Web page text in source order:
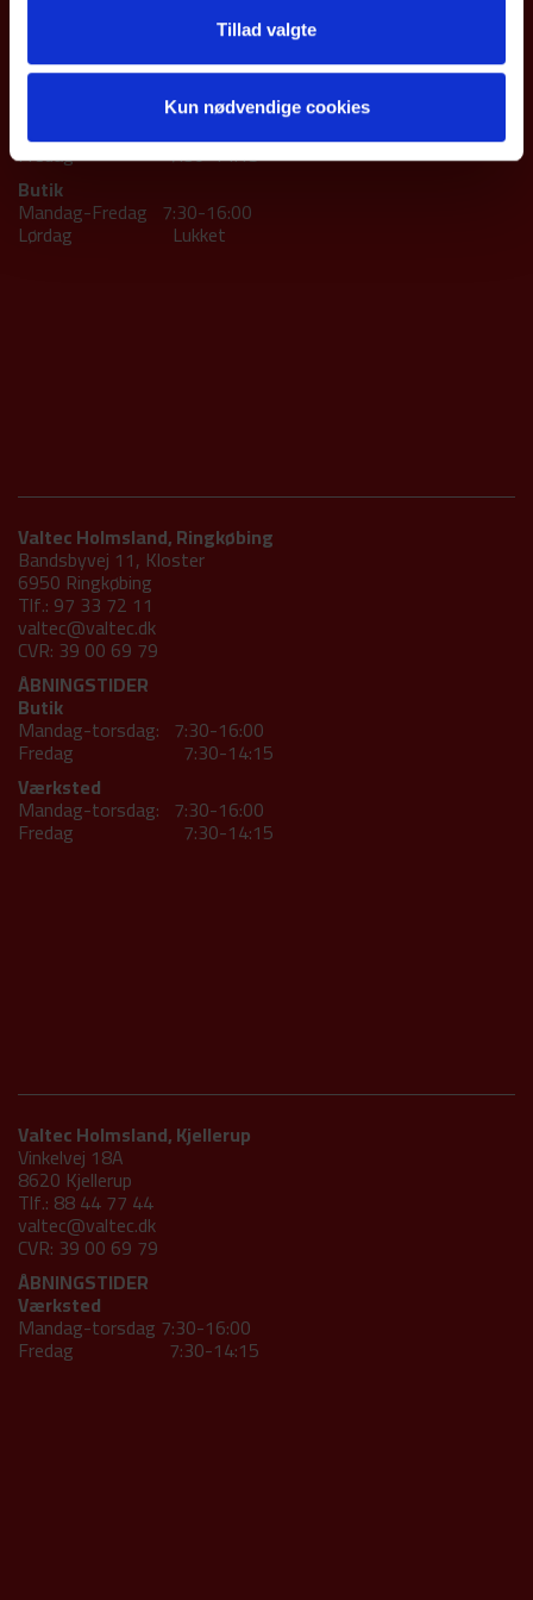
Tillad valgte
Kun nødvendige cookies
Tlf.: 86 52 11 33
CVR: 39 00 69 79
ÅBNINGSTIDER
Mandag-torsdag 7:30-16.00
Fredag 7:30-14:15
Butik
Mandag-Fredag 7:30-16:00
Lørdag Lukket
Valtec Holmsland, Ringkøbing
Bandsbyvej 11, Kloster
6950 Ringkøbing
Tlf.: 97 33 72 11
valtec@valtec.dk
CVR: 39 00 69 79
ÅBNINGSTIDER
Butik
Mandag-torsdag: 7:30-16:00
Fredag 7:30-14:15
Værksted
Mandag-torsdag: 7:30-16:00
Fredag 7:30-14:15
Valtec Holmsland, Kjellerup
Vinkelvej 18A
8620 Kjellerup
Tlf.: 88 44 77 44
valtec@valtec.dk
CVR: 39 00 69 79
ÅBNINGSTIDER
Værksted
Mandag-torsdag 7:30-16:00
Fredag 7:30-14:15